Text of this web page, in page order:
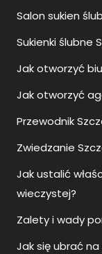
Salon sukien
Sukienki ślubne
Jak otworzyć
Jak otworzyć
Przewodnik
Zwiedzanie
Jak ustalić
wieczystej?
Zalety i wady
Jak się ubrać